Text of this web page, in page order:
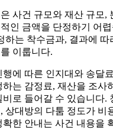
사건 규모와 재산 규모,
인 금액을 단정하기 어
하는 착수금과, 결과에 따
이룹니다.
에 따른 인지대와 송달
는 감정료, 재산을 조사
로 들어갈 수 있습니다.
상대방의 다툼 정도가 비
확한 안내는 사건 내용을